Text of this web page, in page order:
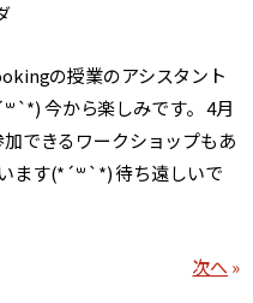
の授業のアシスタント
今から楽しみです。 4月
できるワークショップもあ
ます(*´꒳`*) 待ち遠しいで
次へ »